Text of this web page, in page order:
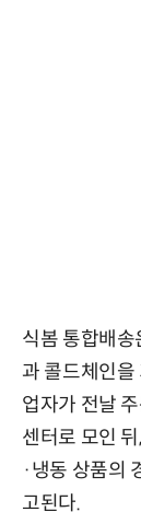
식봄 통합배
과 콜드체인
업자가 전날
센터로 모인
·냉동 상품의
고된다.